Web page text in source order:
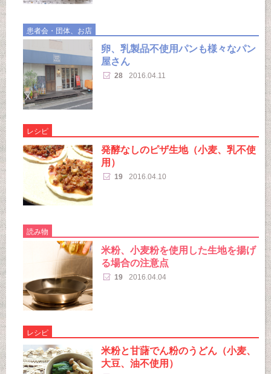
患者会・団体、お店
卵、乳製品不使用パンも様々なパン
屋さん
28 2016.04.11
レシピ
発酵なしのピザ生地（小麦、乳不使
用）
19 2016.04.10
読み物
米粉、小麦粉を使用した生地を揚げ
る場合の注意点
19 2016.04.04
レシピ
米粉と甘藷でん粉のうどん（小麦、
大豆、油不使用）